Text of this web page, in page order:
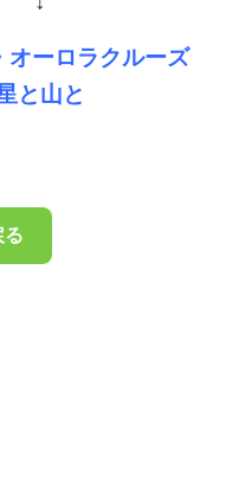
ーロラクルーズ
と山と
る